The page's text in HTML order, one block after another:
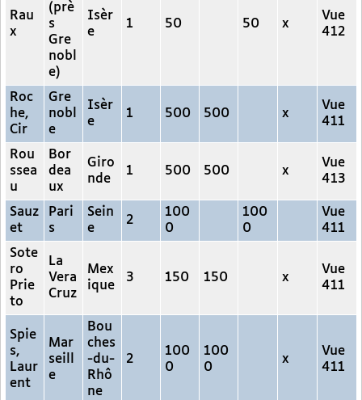
Rau
x
(prè
s
Gre
nobl
e)
Isèr
e
1 50 50 x
Vue
412
Roc
he,
Cir
Gre
nobl
e
Isèr
e
1 500 500 x
Vue
411
Rou
ssea
u
Bor
dea
ux
Giro
nde
1 500 500 x
Vue
413
Sauz
et
Pari
s
Sein
e
2
100
0
100
0
Vue
411
Sote
ro
Prie
to
La
Vera
Cruz
Mex
ique
3 150 150 x
Vue
411
Spie
s,
Laur
ent
Mar
seill
e
Bou
ches
-du-
Rhô
ne
2
100
0
100
0
x
Vue
411